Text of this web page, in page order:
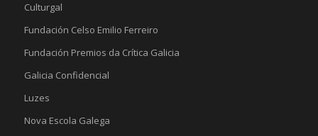
Culturgal
Fundación Celso Emilio Ferreiro
Fundación Premios da Crítica Galicia
Galicia Confidencial
Luzes
Nova Escola Galega